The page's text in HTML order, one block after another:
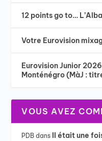
12 points go to…
Votre Eurovision
Eurovision Junior
Monténégro (MàJ :
VOUS AVEZ
PDB dans Il était une